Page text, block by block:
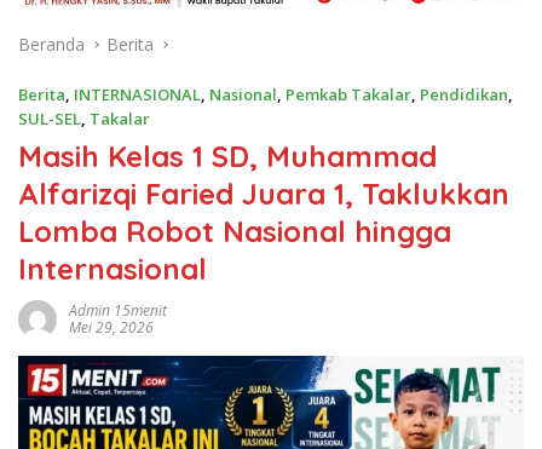
Beranda Berita
Berita INTERNASIONAL Nasional Pemkab Takalar Pendidikan
SUL-SEL Takalar
Masih Kelas 1 SD, Muhammad
Alfarizqi Faried Juara 1, Taklukkan
Lomba Robot Nasional hingga
Internasional
Admin 15menit
Mei 29, 2026